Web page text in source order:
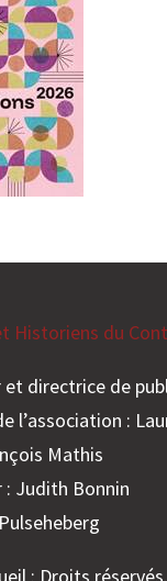
Historiens du
et directrice de
l’association :
Mathis
: Judith Bonnin
: Droits réservés.